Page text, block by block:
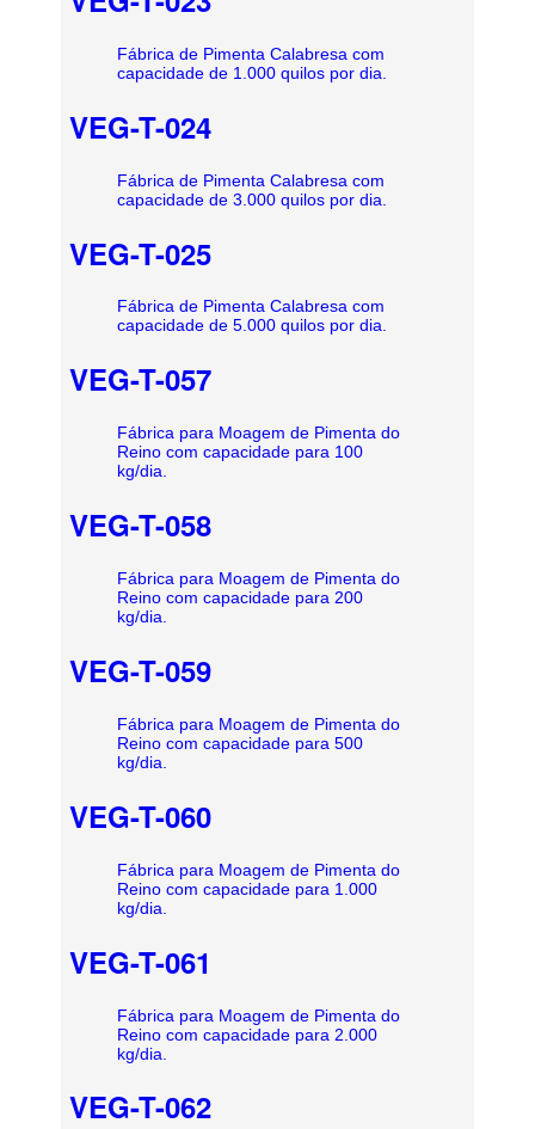
Fábrica de Pimenta Calabresa com
capacidade de 1.000 quilos por dia.
VEG-T-024
Fábrica de Pimenta Calabresa com
capacidade de 3.000 quilos por dia.
VEG-T-025
Fábrica de Pimenta Calabresa com
capacidade de 5.000 quilos por dia.
VEG-T-057
Fábrica para Moagem de Pimenta do
Reino com capacidade para 100
kg/dia.
VEG-T-058
Fábrica para Moagem de Pimenta do
Reino com capacidade para 200
kg/dia.
VEG-T-059
Fábrica para Moagem de Pimenta do
Reino com capacidade para 500
kg/dia.
VEG-T-060
Fábrica para Moagem de Pimenta do
Reino com capacidade para 1.000
kg/dia.
VEG-T-061
Fábrica para Moagem de Pimenta do
Reino com capacidade para 2.000
kg/dia.
VEG-T-062